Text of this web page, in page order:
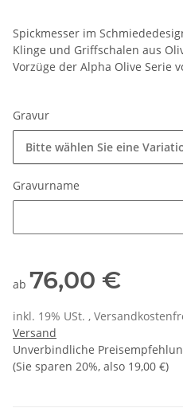
Spickmesser im
Klinge und Griffschalen aus
Vorzüge der Alpha Olive Serie
Gravur
Bitte wählen Sie eine
Gravurname
ab 76,00 €
inkl. 19% USt. ,
Versand
Unverbindliche
(Sie sparen 20%, also 19,00 €)